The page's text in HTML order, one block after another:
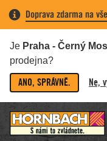
Doprava zdarma na
Je Praha - Černý
prodejna?
ANO, SPRÁVNĚ. Ne,